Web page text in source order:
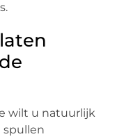
wilt u natuurlijk
spullen